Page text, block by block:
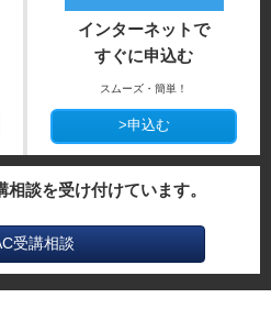
インターネットで
すぐに申込む
スムーズ・簡単！
>申込む
談を受け付けています。
受講相談